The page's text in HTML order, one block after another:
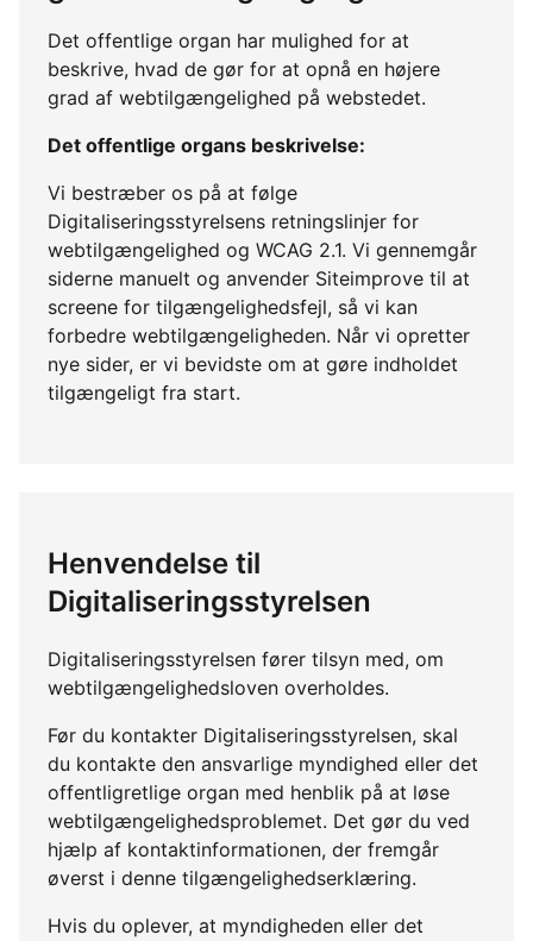
Det offentlige organ har mulighed for at
beskrive, hvad de gør for at opnå en højere
grad af webtilgængelighed på webstedet.
Det offentlige organs beskrivelse:
Vi bestræber os på at følge
Digitaliseringsstyrelsens retningslinjer for
webtilgængelighed og WCAG 2.1. Vi gennemgår
siderne manuelt og anvender Siteimprove til at
screene for tilgængelighedsfejl, så vi kan
forbedre webtilgængeligheden. Når vi opretter
nye sider, er vi bevidste om at gøre indholdet
tilgængeligt fra start.
Henvendelse til
Digitaliseringsstyrelsen
Digitaliseringsstyrelsen fører tilsyn med, om
webtilgængelighedsloven overholdes.
Før du kontakter Digitaliseringsstyrelsen, skal
du kontakte den ansvarlige myndighed eller det
offentligretlige organ med henblik på at løse
webtilgængelighedsproblemet. Det gør du ved
hjælp af kontaktinformationen, der fremgår
øverst i denne tilgængelighedserklæring.
Hvis du oplever, at myndigheden eller det